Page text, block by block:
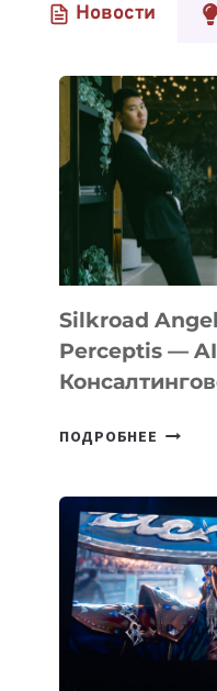
Новости
Silkroad
Perceptis —
ПОДРОБНЕЕ
В
—
AI-
ДЛЯ